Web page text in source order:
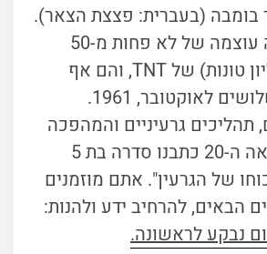
בומבה (בעברית: פצצת הצאר).
לפצצה זו הייתה עוצמה של לא פחות מ-50
מגהטון (50 מיליון טונות) של TNT, והם אף
לאוקטובר, 1961.
תהליכים גרעיניים והמהפכה
שאלו חוללו במאה ה-20 כתבנו סדרה בת 5
של הגרעין". אתם מוזמנים
הבאים, להרחיב ידע ולהנות: